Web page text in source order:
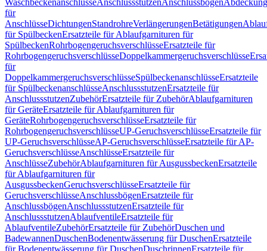
WaschbeckenanschlüsseAnschlussstutzenAnschlussbögen
für
AnschlüsseDichtungenStandrohreVerlängerungenBetätigungen
für SpülbeckenErsatzteile für Ablaufgarnituren für
SpülbeckenRohrbogengeruchsverschlüsseErsatzteile für
RohrbogengeruchsverschlüsseDoppelkammergeruchsverschlüsse
für
DoppelkammergeruchsverschlüsseSpülbeckenanschlüsseErsatzteile
für SpülbeckenanschlüsseAnschlussstutzenErsatzteile für
AnschlussstutzenZubehörErsatzteile für ZubehörAblaufgarnituren
für GeräteErsatzteile für Ablaufgarnituren für
GeräteRohrbogengeruchsverschlüsseErsatzteile für
RohrbogengeruchsverschlüsseUP-GeruchsverschlüsseErsatzteile für
UP-GeruchsverschlüsseAP-GeruchsverschlüsseErsatzteile für AP-
GeruchsverschlüsseAnschlüsseErsatzteile für
AnschlüsseZubehörAblaufgarnituren für AusgussbeckenErsatzteile
für Ablaufgarnituren für
AusgussbeckenGeruchsverschlüsseErsatzteile für
GeruchsverschlüsseAnschlussbögenErsatzteile für
AnschlussbögenAnschlussstutzenErsatzteile für
AnschlussstutzenAblaufventileErsatzteile für
AblaufventileZubehörErsatzteile für ZubehörDuschen und
BadewannenDuschenBodenentwässerung für DuschenErsatzteile
für Bodenentwässerung für DuschenDuschrinnenErsatzteile für